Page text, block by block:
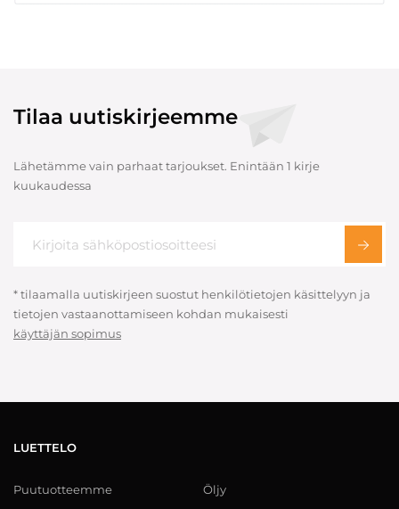
Tilaa uutiskirjeemme
Lähetämme vain parhaat tarjoukset. Enintään 1 kirje
kuukaudessa
* tilaamalla uutiskirjeen suostut henkilötietojen käsittelyyn ja
tietojen vastaanottamiseen kohdan mukaisesti
käyttäjän sopimus
LUETTELO
Puutuotteemme Öljy